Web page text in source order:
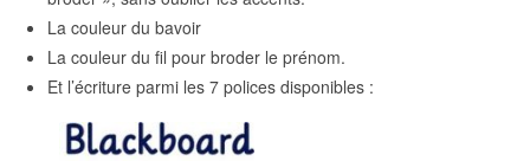
La couleur du bavoir
La couleur du fil pour broder le prénom.
Et l’écriture parmi les 7 polices disponibles :